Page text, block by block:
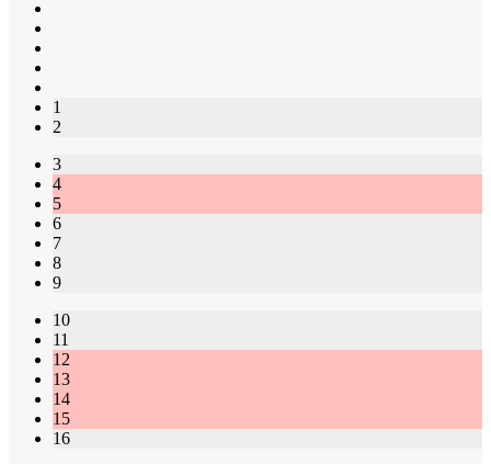
1
2
3
4
5
6
7
8
9
10
11
12
13
14
15
16